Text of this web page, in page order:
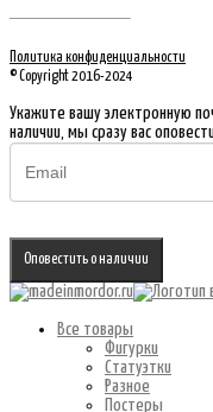
Политика конфиденциальности
© Copyright 2016-2024
Укажите вашу электронную
наличии, мы сразу вас
Оповестить о наличии
Все товары
Фигурки
Статуэтки
Разное
Постеры